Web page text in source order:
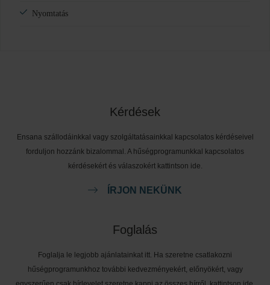
Nyomtatás
Kérdések
Ensana szállodáinkkal vagy szolgáltatásainkkal kapcsolatos kérdéseivel
forduljon hozzánk bizalommal. A hűségprogramunkkal kapcsolatos
kérdésekért és válaszokért kattintson ide.
ÍRJON NEKÜNK
Foglalás
Foglalja le legjobb ajánlatainkat itt. Ha szeretne csatlakozni
hűségprogramunkhoz további kedvezményekért, előnyökért, vagy